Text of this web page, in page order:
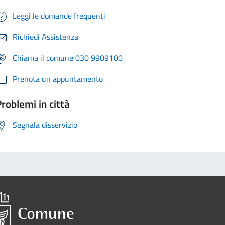
Leggi le domande frequenti
Richiedi Assistenza
Chiama il comune 030 9909100
Prenota un appuntamento
in città
Segnala disservizio